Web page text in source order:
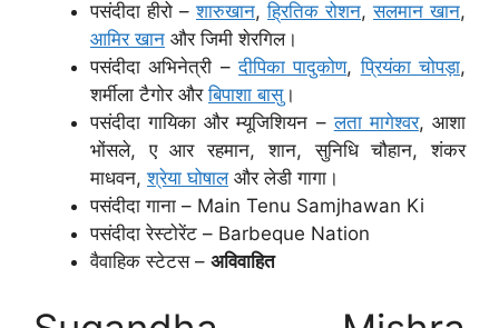
पसंदीदा हीरो –शारुखान,ह्रितिक रोशन,सलमान खान,
आमिर खान और जिमी शेरगिल।
पसंदीदा अभिनेत्री –दीपिका पादुकोण,प्रियंका चोपड़ा,
शर्मीला टैगोर औरबिपाशा बासु।
पसंदीदा गायिका और म्यूजिशियन –लता मागेश्वर, आशा
भोंसले, ए आर रहमान, शान, सुनिधि चौहान, शंकर
माधवन,श्रेया घोषालऔर लेडी गागा।
पसंदीदा गाना – Main Tenu Samjhawan Ki
पसंदीदा रेस्टोरेंट – Barbeque Nation
वैवाहिक स्टेटस – अविवाहित